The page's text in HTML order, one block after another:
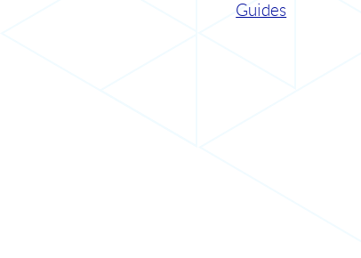
Guides